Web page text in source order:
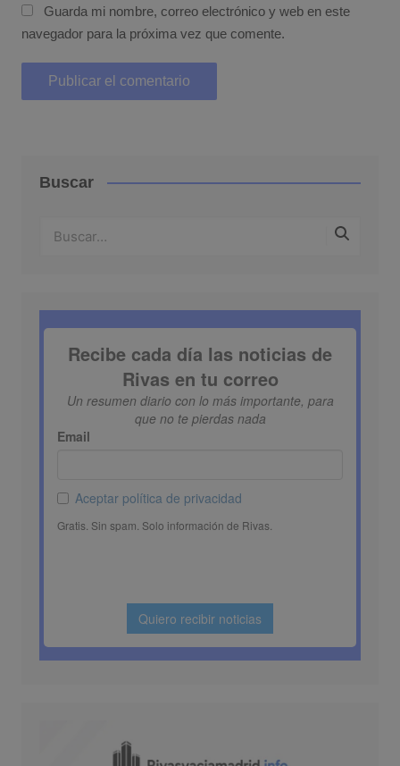
Guarda mi nombre, correo electrónico y web en este
navegador para la próxima vez que comente.
Buscar